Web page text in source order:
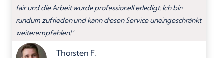
fair und die Arbeit wurde professionell erledigt. Ich bin
rundum zufrieden und kann diesen Service uneingeschränkt
weiterempfehlen!”
Thorsten F.